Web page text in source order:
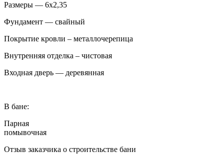
Размеры — 6х2,35
Фундамент — свайный
Покрытие кровли – металлочерепица
Внутренняя отделка – чистовая
Входная дверь — деревянная
В бане:
Парная
помывочная
Отзыв заказчика о строительстве бани